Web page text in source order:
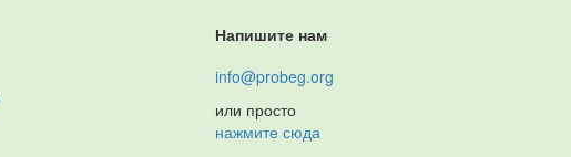
Напишите нам
info@probeg.org
или просто
нажмите сюда